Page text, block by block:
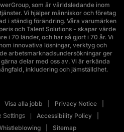
som är världsledande inom
Vi hjälper människor och företag
i ständig förändring. Våra varumärken
och Talent Solutions - skapar värde
i 70 länder, och har så gjort i 70 år. Vi
innovativa lösningar, verktyg och
arbetsmarknadsundersökningar ger
delar med oss av. Vi är erkända
inkludering och jämställdhet.
Visa alla jobb
Privacy Notice
Settings
Accessibility Policy
Sitemap